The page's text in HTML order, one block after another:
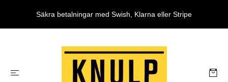
Säkra betalningar med Swish, Klarna eller Stripe